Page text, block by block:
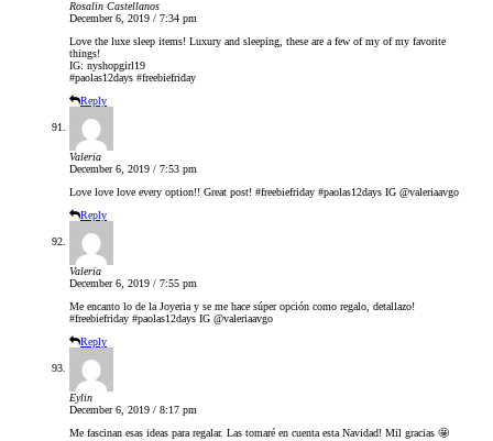
Rosalin Castellanos
December 6, 2019 / 7:34 pm
Love the luxe sleep items! Luxury and sleeping, these are a few of my of my favorite
things!
IG: nyshopgirl19
#paolas12days #freebiefriday
Reply
Valeria
December 6, 2019 / 7:53 pm
Love love love every option!! Great post! #freebiefriday #paolas12days IG @valeriaavgo
Reply
Valeria
December 6, 2019 / 7:55 pm
Me encanto lo de la Joyeria y se me hace súper opción como regalo, detallazo!
#freebiefriday #paolas12days IG @valeriaavgo
Reply
Eylin
December 6, 2019 / 8:17 pm
Me fascinan esas ideas para regalar. Las tomaré en cuenta esta Navidad! Mil gracias 🤩